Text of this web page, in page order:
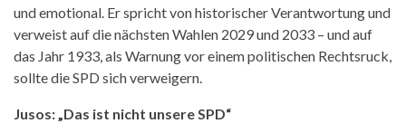
und emotional. Er spricht von historischer Verantwortung und
verweist auf die nächsten Wahlen 2029 und 2033 – und auf
das Jahr 1933, als Warnung vor einem politischen Rechtsruck,
sollte die SPD sich verweigern.
Jusos: „Das ist nicht unsere SPD“